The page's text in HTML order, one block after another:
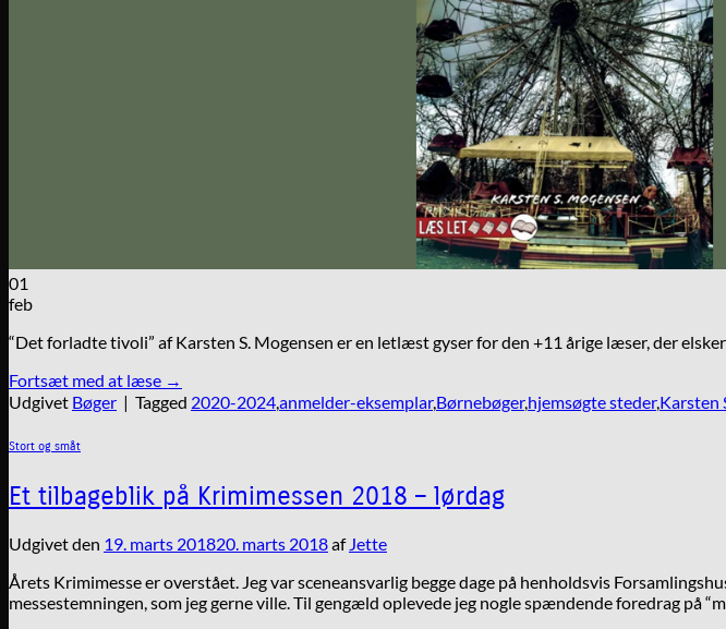
01
feb
“Det forladte tivoli” af Karsten S. Mogensen er en letlæst gyser for den +11 årige læser, der
Fortsæt med at læse →
Udgivet Bøger | Tagged 2020-2024,anmelder-eksemplar,Børnebøger,hjemsøgte steder,Karsten
Stort og småt
Et tilbageblik på Krimimessen 2018 – lørdag
Udgivet den 19. marts 201820. marts 2018af Jette
Årets Krimimesse er overstået. Jeg var sceneansvarlig begge dage på henholdsvis
messestemningen, som jeg gerne ville. Til gengæld oplevede jeg nogle spændende foredrag på